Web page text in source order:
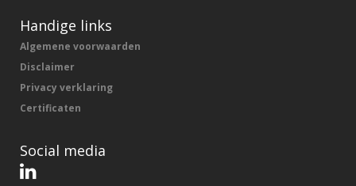
Handige links
Algemene voorwaarden
Disclaimer
Privacy verklaring
Certificaten
Social media